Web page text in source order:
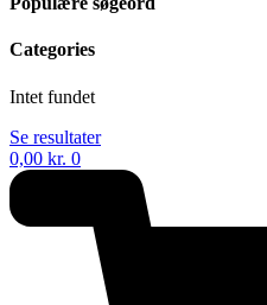
Categories
Intet fundet
Se resultater
0,00 kr. 0